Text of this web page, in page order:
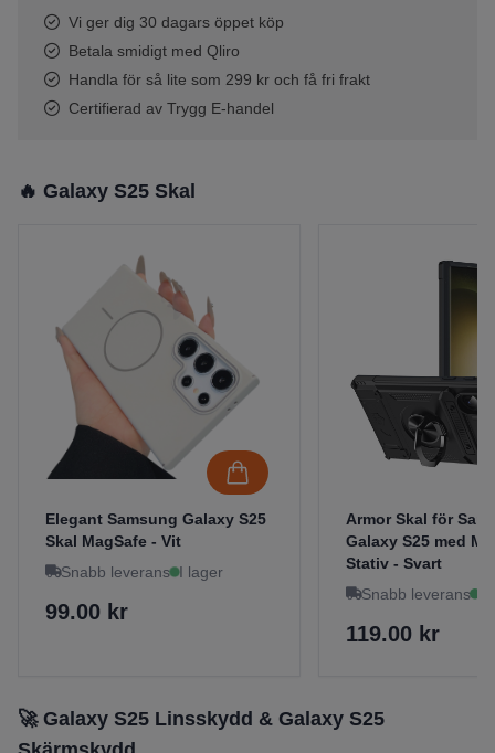
Vi ger dig 30 dagars öppet köp
Betala smidigt med Qliro
Handla för så lite som 299 kr och få fri frakt
Certifierad av Trygg E-handel
🔥 Galaxy S25 Skal
Elegant Samsung Galaxy S25
Skal MagSafe - Vit
Snabb leverans I lager
99.00 kr
Armor Skal för
Galaxy S25 med
Stativ - Svart
Snabb leverans
119.00 kr
🚀 Galaxy S25 Linsskydd & Galaxy S25